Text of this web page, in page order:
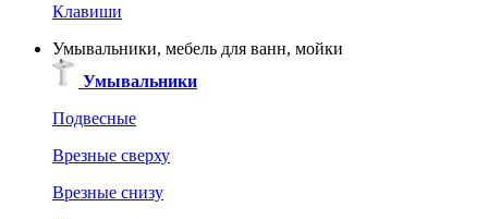
Клавиши
Умывальники, мебель для ванн, мойки
Умывальники
Подвесные
Врезные сверху
Врезные снизу